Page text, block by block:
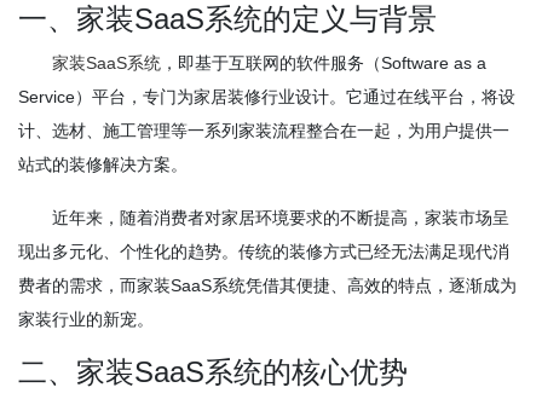
一、家装SaaS系统的定义与背景
家装SaaS系统 ，即基于互联网的软件服务（Software as a
Service）平台，专门为家居装修行业设计。它通过在线平台，将设
计、选材、施工管理等一系列家装流程整合在一起，为用户提供一
站式的装修解决方案。
近年来，随着消费者对家居环境要求的不断提高，家装市场呈
现出多元化、个性化的趋势。传统的装修方式已经无法满足现代消
费者的需求，而家装SaaS系统凭借其便捷、高效的特点，逐渐成为
家装行业的新宠。
二、家装SaaS系统的核心优势